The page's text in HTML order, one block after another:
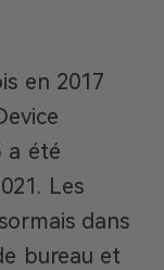
en 2017
a été
Les
dans
bureau et